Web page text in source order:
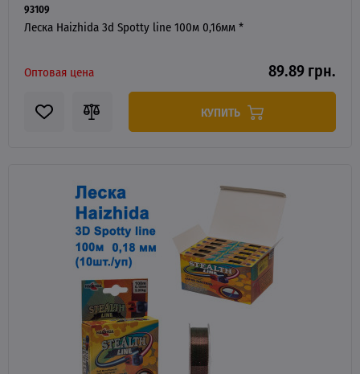
93109
Леска Haizhida 3d Spotty line 100м 0,16мм *
Оптовая цена 89.89 грн.
КУПИТЬ